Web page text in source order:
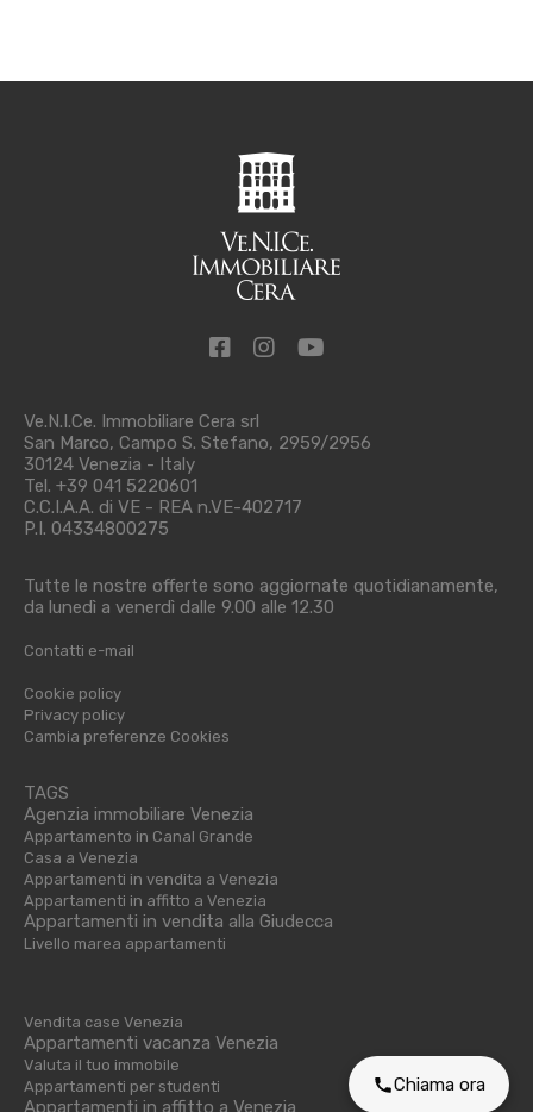
Ve.N.I.Ce. Immobiliare Cera srl
San Marco, Campo S. Stefano, 2959/2956
30124 Venezia - Italy
Tel. +39 041 5220601
C.C.I.A.A. di VE - REA n.VE-402717
P.I. 04334800275
Tutte le nostre offerte sono aggiornate quotidianamente,
da lunedì a venerdì dalle 9.00 alle 12.30
Contatti e-mail
Cookie policy
Privacy policy
Cambia preferenze Cookies
TAGS
Agenzia immobiliare Venezia
Appartamento in Canal Grande
Casa a Venezia
Appartamenti in vendita a Venezia
Appartamenti in affitto a Venezia
Appartamenti in vendita alla Giudecca
Livello marea appartamenti
Vendita case Venezia
Appartamenti vacanza Venezia
Valuta il tuo immobile
Appartamenti per studenti
Appartamenti in affitto a Venezia
Chiama ora